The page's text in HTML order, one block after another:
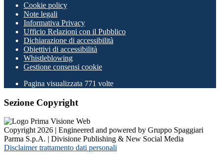
Cookie policy
Note legali
Informativa Privacy
Ufficio Relazioni con il Pubblico
Dichiarazione di accessibilità
Obiettivi di accessibilità
Whistleblowing
Gestione consensi cookie
Pagina visualizzata 771 volte
Sezione Copyright
Copyright 2026 | Engineered and powered by Gruppo Spaggiari
Parma S.p.A. | Divisione Publishing & New Social Media
Disclaimer trattamento dati personali